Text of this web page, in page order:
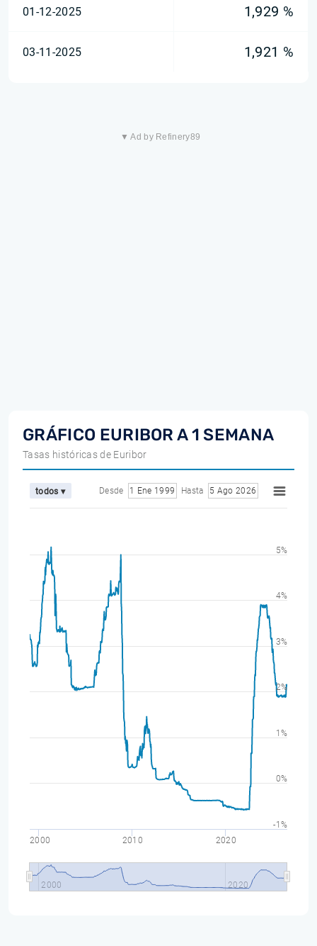
01-12-2025 1,929 %
03-11-2025 1,921 %
▼ Ad by Refinery89
GRÁFICO EURIBOR A 1 SEMANA
Tasas históricas de Euribor
todos ▾ Desde 1 Ene 1999 Hasta 5 Ago 2026
2000 2010 2020
2000 2020
-1%
0%
1%
2%
3%
4%
5%